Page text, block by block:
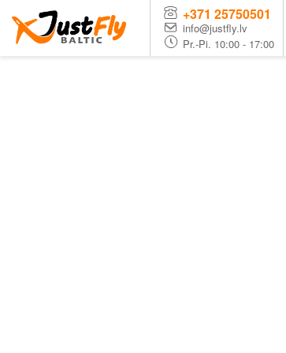
+371 25750501
info@justfly.lv
Pr.-Pi. 10:00 - 17:00